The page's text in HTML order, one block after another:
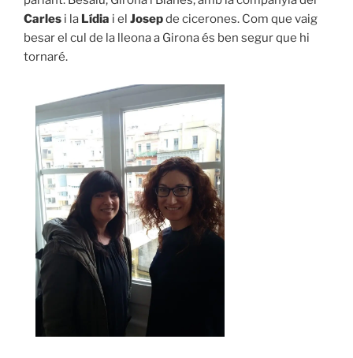
Carles i la Lídia i el Josepde cicerones. Com que vaig
besar el cul de la lleona a Girona és ben segur que hi
tornaré.